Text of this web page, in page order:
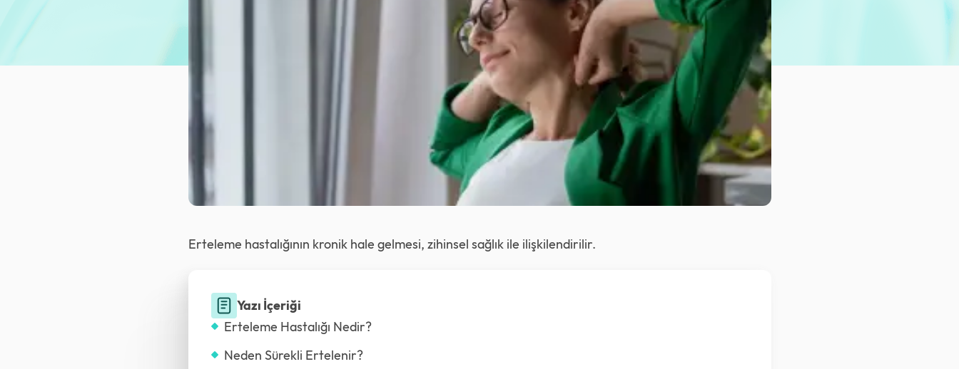
Erteleme hastalığının kronik hale gelmesi, zihinsel sağlık ile ilişkilendirilir.
Yazı İçeriği
Erteleme Hastalığı Nedir?
Neden Sürekli Ertelenir?